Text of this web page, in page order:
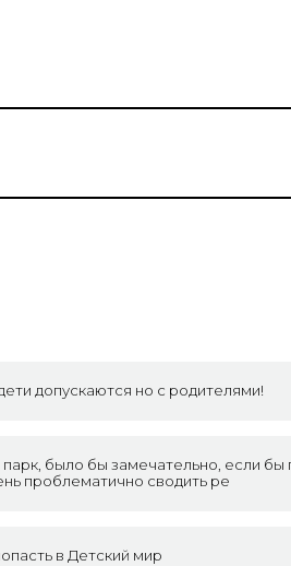
допускаются но с родителями!
было бы замечательно, если
проблематично сводить ре
в Детский мир